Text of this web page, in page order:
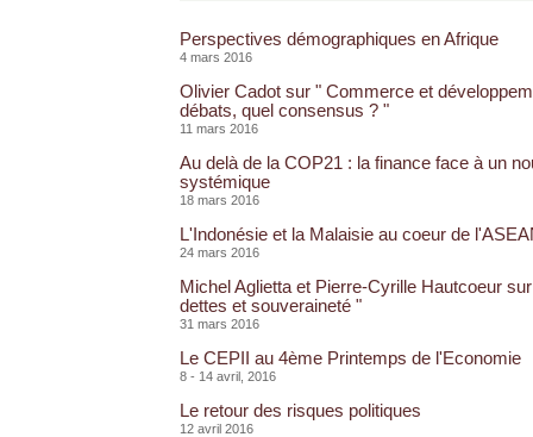
Perspectives démographiques en Afrique
4 mars 2016
Olivier Cadot sur " Commerce et
débats, quel consensus ? "
11 mars 2016
Au delà de la COP21 : la finance face à un
systémique
18 mars 2016
L'Indonésie et la Malaisie au coeur de
24 mars 2016
Michel Aglietta et Pierre-Cyrille Hautcoeur
dettes et souveraineté "
31 mars 2016
Le CEPII au 4ème Printemps de l'Economie
8 - 14 avril, 2016
Le retour des risques politiques
12 avril 2016